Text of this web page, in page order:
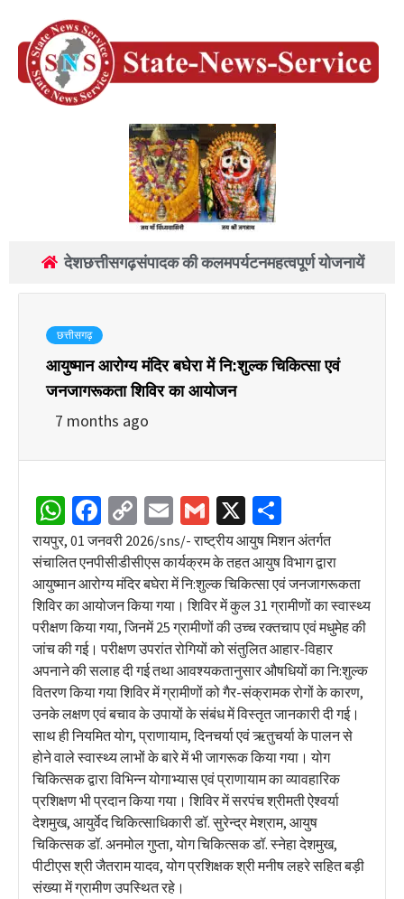
देशछत्तीसगढ़संपादक की कलमपर्यटनमहत्वपूर्ण योजनायें
छत्तीसगढ़
आयुष्मान आरोग्य मंदिर बघेरा में नि:शुल्क चिकित्सा एवं
जनजागरूकता शिविर का आयोजन
7 months ago
WhatsApp
Facebook
Copy
Link
EmailGmail
X
रायपुर, 01 जनवरी 2026/sns/- राष्ट्रीय आयुष मिशन अंतर्गत
संचालित एनपीसीडीसीएस कार्यक्रम के तहत आयुष विभाग द्वारा
आयुष्मान आरोग्य मंदिर बघेरा में नि:शुल्क चिकित्सा एवं जनजागरूकता
शिविर का आयोजन किया गया। शिविर में कुल 31 ग्रामीणों का स्वास्थ्य
परीक्षण किया गया, जिनमें 25 ग्रामीणों की उच्च रक्तचाप एवं मधुमेह की
जांच की गई। परीक्षण उपरांत रोगियों को संतुलित आहार-विहार
अपनाने की सलाह दी गई तथा आवश्यकतानुसार औषधियों का नि:शुल्क
वितरण किया गया शिविर में ग्रामीणों को गैर-संक्रामक रोगों के कारण,
उनके लक्षण एवं बचाव के उपायों के संबंध में विस्तृत जानकारी दी गई।
साथ ही नियमित योग, प्राणायाम, दिनचर्या एवं ऋतुचर्या के पालन से
होने वाले स्वास्थ्य लाभों के बारे में भी जागरूक किया गया। योग
चिकित्सक द्वारा विभिन्न योगाभ्यास एवं प्राणायाम का व्यावहारिक
प्रशिक्षण भी प्रदान किया गया। शिविर में सरपंच श्रीमती ऐश्वर्या
देशमुख, आयुर्वेद चिकित्साधिकारी डॉ. सुरेन्द्र मेश्राम, आयुष
चिकित्सक डॉ. अनमोल गुप्ता, योग चिकित्सक डॉ. स्नेहा देशमुख,
पीटीएस श्री जैतराम यादव, योग प्रशिक्षक श्री मनीष लहरे सहित बड़ी
संख्या में ग्रामीण उपस्थित रहे।